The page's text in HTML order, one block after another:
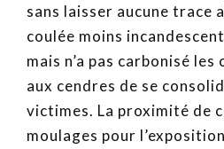
sans laisser aucune trace
coulée moins
mais n’a pas carbonisé
aux cendres de se
victimes. La proximité de
moulages pour